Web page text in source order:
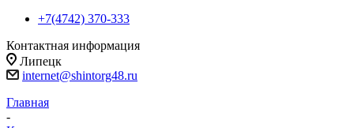
+7(4742) 370-333
Контактная информация
Липецк
internet@shintorg48.ru
Главная
-